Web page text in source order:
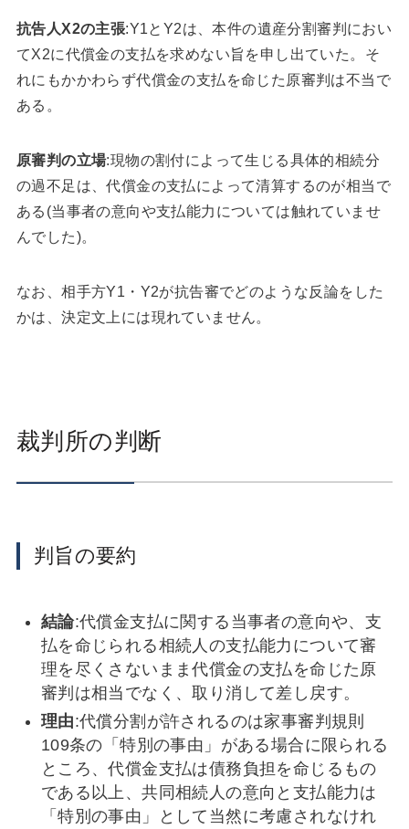
抗告人X2の主張:Y1とY2は、本件の遺産分割審判におい
てX2に代償金の支払を求めない旨を申し出ていた。そ
れにもかかわらず代償金の支払を命じた原審判は不当で
ある。
原審判の立場:現物の割付によって生じる具体的相続分
の過不足は、代償金の支払によって清算するのが相当で
ある(当事者の意向や支払能力については触れていませ
んでした)。
なお、相手方Y1・Y2が抗告審でどのような反論をした
かは、決定文上には現れていません。
裁判所の判断
判旨の要約
結論:代償金支払に関する当事者の意向や、支
払を命じられる相続人の支払能力について審
理を尽くさないまま代償金の支払を命じた原
審判は相当でなく、取り消して差し戻す。
理由:代償分割が許されるのは家事審判規則
109条の「特別の事由」がある場合に限られる
ところ、代償金支払は債務負担を命じるもの
である以上、共同相続人の意向と支払能力は
「特別の事由」として当然に考慮されなけれ